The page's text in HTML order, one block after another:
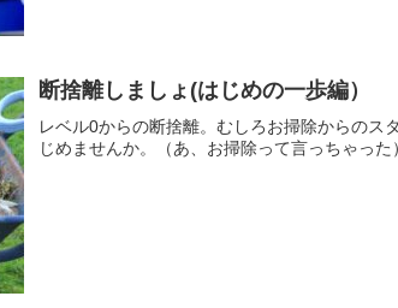
断捨離しましょ(はじめの一歩編）
レベル0からの断捨離。むしろお掃除からのス
じめませんか。（あ、お掃除って言っちゃった